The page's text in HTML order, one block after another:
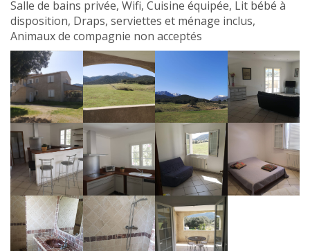
Salle de bains privée, Wifi, Cuisine équipée, Lit bébé à
disposition, Draps, serviettes et ménage inclus,
Animaux de compagnie non acceptés